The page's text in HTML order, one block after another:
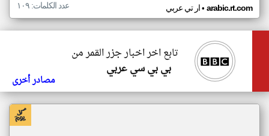
ار تي عربي• arabic.rt.com عدد الكلمات: ١٠٩
تابع اخر اخبار جزر القمر من
بي بي سي عربي
مصادر أخرى